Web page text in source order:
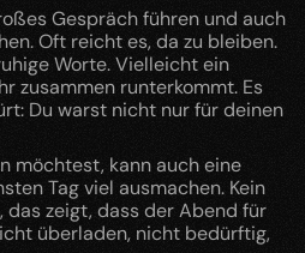
Gespräch führen und auch
Oft reicht es, da zu bleiben.
Worte. Vielleicht ein
zusammen runterkommt. Es
Du warst nicht nur für deinen
möchtest, kann auch eine
Tag viel ausmachen. Kein
das zeigt, dass der Abend für
überladen, nicht bedürftig,